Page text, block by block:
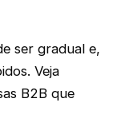
ser gradual e,
Veja
B2B que